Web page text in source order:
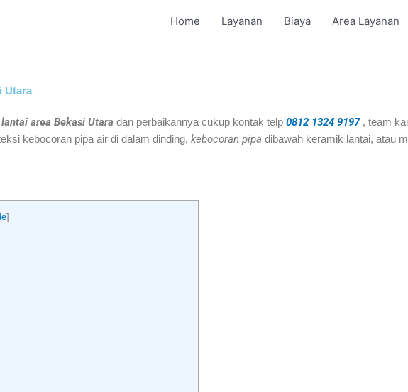
Home Layanan Biaya Area Layanan
Utara
area Bekasi Utara dan perbaikannya cukup kontak telp 0812 1324 9197, team
kebocoran pipa air di dalam dinding, kebocoran pipa dibawah keramik lantai, atau
]